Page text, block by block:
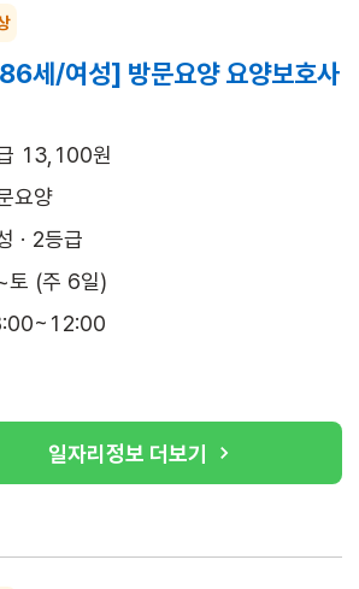
세/여성] 방문요양 요양보호사
13,100원
요양
· 2등급
토 (주 6일)
일자리정보 더보기